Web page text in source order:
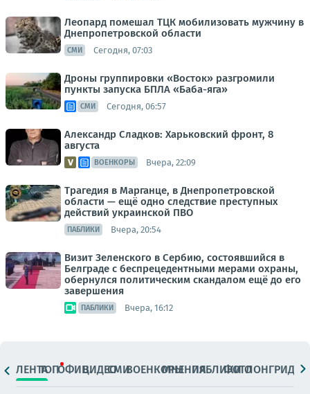
Леопард помешал ТЦК мобилизовать мужчину в
Днепропетровской области
СМИ Сегодня, 07:03
Дроны группировки «Восток» разгромили
пункты запуска БПЛА «Баба-яга»
СМИ Сегодня, 06:57
Александр Сладков: Харьковский фронт, 8
августа
ВОЕНКОРЫ Вчера, 22:09
Трагедия в Марганце, в Днепропетровской
области — ещё одно следствие преступных
действий украинской ПВО
ПАБЛИКИ Вчера, 20:54
Визит Зеленского в Сербию, состоявшийся в
Белграде с беспрецедентными мерами охраны,
обернулся политическим скандалом ещё до его
завершения
ПАБЛИКИ Вчера, 16:12
ЛЕНТАТОПОФИЦ.ВИДЕОСМИВОЕНКОРЫМНЕНИЯПАБЛИКИ
ФОТОЛОНГРИДЫ